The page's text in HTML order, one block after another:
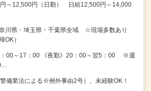
～12,500円（日勤） 日給12,500円～14,000
川県・埼玉県・千葉県全域 ☆現場多数あり
OK）
：00～17：00 《夜勤》20：00～翌5：00 ※週
備業法による※例外事由2号）、未経験OK！